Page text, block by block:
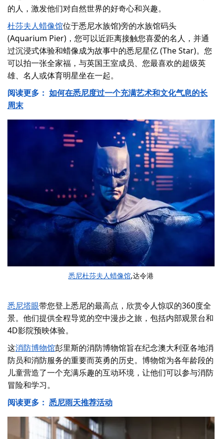
的人，激发他们对自然世界的好奇心和兴趣。
杜莎夫人蜡像馆位于悉尼水族馆)旁的水族馆码头
(Aquarium Pier)，您可以近距离接触您喜爱的名人，并通
过沉浸式体验和蜡像成为故事中的悉尼星亿 (The Star)。您
可以拍一张全家福，与英国王室成员、您最喜欢的超级英
雄、名人或体育明星坐在一起。
阅读更多： 如何在悉尼度过一个充满艺术和文化气息的长
周末
悉尼杜莎夫人蜡像馆,达令港
悉尼塔眼带您登上悉尼的最高点，欣赏令人惊叹的360度全
景。他们提供全程导览的空中漫步之旅，包括内部观景台和
4D影院预映体验。
这消防博物馆彭里斯的消防博物馆旨在纪念澳大利亚各地消
防员和消防服务的重要而英勇的历史。博物馆为各年龄段的
儿童营造了一个充满乐趣的互动环境，让他们可以参与消防
冒险和学习。
阅读更多： 悉尼雨天推荐活动